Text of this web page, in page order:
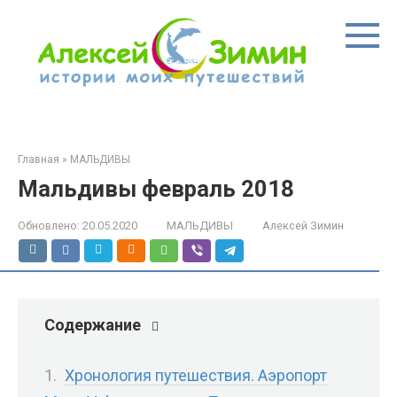
контенту
Главная » МАЛЬДИВЫ
Мальдивы февраль 2018
Обновлено: 20.05.2020 МАЛЬДИВЫ Алексей Зимин
Содержание
Хронология путешествия. Аэропорт